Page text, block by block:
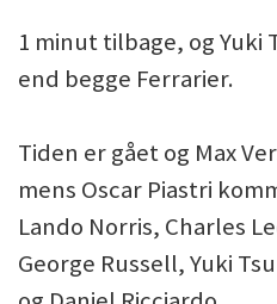
1 minut tilbage, og Yuki
end begge Ferrarier.
Tiden er gået og Max
mens Oscar Piastri
Lando Norris, Charles
George Russell, Yuki